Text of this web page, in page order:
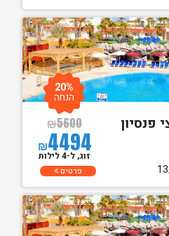
פנסיון
₪5600
₪4494
20%
הנחה
זוג, ל-4 לילות
פרטים